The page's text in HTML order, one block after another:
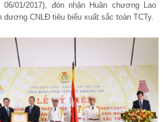
06/01/2017), đón nhận Huân chương Lao
dương CNLĐ tiêu biểu xuất sắc toàn TCTy.